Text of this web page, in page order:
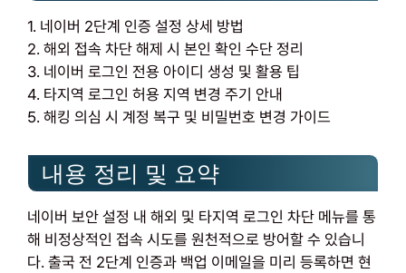
1. 네이버 2단계 인증 설정 상세 방법
2. 해외 접속 차단 해제 시 본인 확인 수단 정리
3. 네이버 로그인 전용 아이디 생성 및 활용 팁
4. 타지역 로그인 허용 지역 변경 주기 안내
5. 해킹 의심 시 계정 복구 및 비밀번호 변경 가이드
내용 정리 및 요약
네이버 보안 설정 내 해외 및 타지역 로그인 차단 메뉴를 통
해 비정상적인 접속 시도를 원천적으로 방어할 수 있습니
다. 출국 전 2단계 인증과 백업 이메일을 미리 등록하면 현